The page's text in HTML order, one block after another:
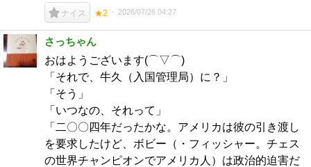
ナイス ★2 2026/07/26 04:27
さっちゃん
おはようございます(⌒▽⌒)
「それで、牛久（入国管理局）に？」
「そう」
「いつなの、それって」
「二〇〇四年だったかな。アメリカは彼の引き渡し
を要求したけど、ボビー（・フィッシャー。チェス
の世界チャンピオンでアメリカ人）は政治的迫害だ